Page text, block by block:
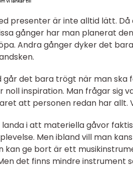
presenter är inte alltid lätt.
gånger har man planerat
Andra gånger dyker det
går det bara trögt när man ska
noll inspiration. Man frågar sig
att personen redan har allt.
landa i att materiella gåvor
Men ibland vill man
kan ge bort är ett
det finns mindre instrument